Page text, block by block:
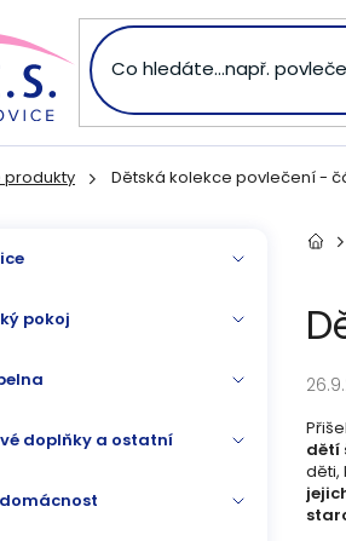
produkty Dětská kolekce povlečení -
pokoj
doplňky a ostatní
domácnost
Domů
dětí
děti,